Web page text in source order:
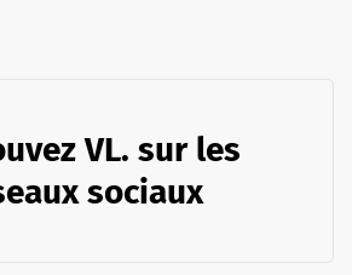
VL. sur les
sociaux